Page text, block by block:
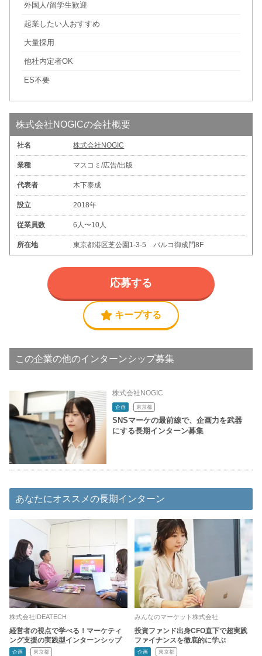
外国人/留学生歓迎
起業したい人おすすめ
大量採用
他社内定者OK
ES不要
株式会社NOGICの会社概要
社名 株式会社NOGIC
業種 マスコミ/広告/出版
代表者 木下泰成
設立 2018年
従業員数 6人〜10人
所在地 東京都港区芝公園1-3-5 バルコ御成門8F
キープする
応募する
この企業の他のインターンシップ募集
株式会社NOGIC
企画 東京都
SNSマーケの最前線で、企画力を武器
にする長期インターン募集
あなたにオススメの長期インターン
株式会社IDEATECH
経営者の視点で学べる！マーケティ
ング支援の実践型インターンシップ
企画 東京都
みんなのマーケット株式会社
投資ファンド出身CFO直下で超実践
ファイナンスを徹底的に学ぶ
企画 東京都